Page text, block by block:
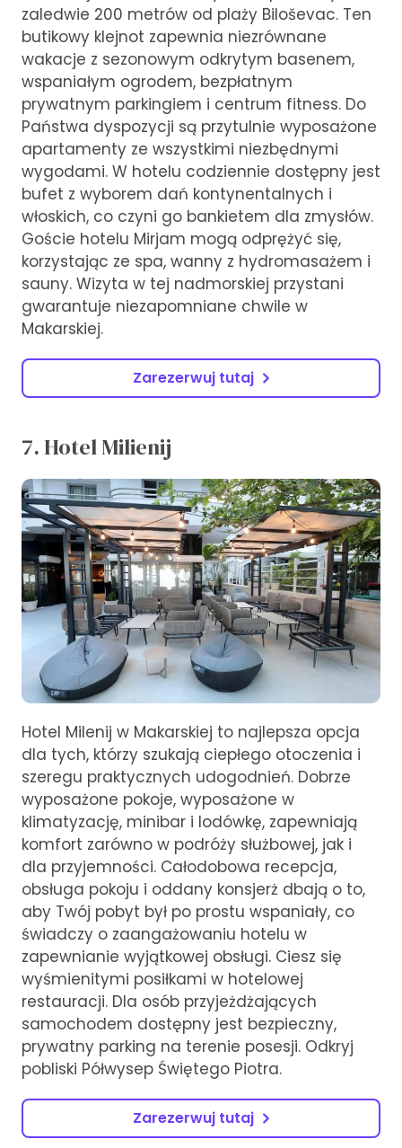
zaledwie 200 metrów od plaży Biloševac. Ten
butikowy klejnot zapewnia niezrównane
wakacje z sezonowym odkrytym basenem,
wspaniałym ogrodem, bezpłatnym
prywatnym parkingiem i centrum fitness. Do
Państwa dyspozycji są przytulnie wyposażone
apartamenty ze wszystkimi niezbędnymi
wygodami. W hotelu codziennie dostępny jest
bufet z wyborem dań kontynentalnych i
włoskich, co czyni go bankietem dla zmysłów.
Goście hotelu Mirjam mogą odprężyć się,
korzystając ze spa, wanny z hydromasażem i
sauny. Wizyta w tej nadmorskiej przystani
gwarantuje niezapomniane chwile w
Makarskiej.
Zarezerwuj tutaj
7. Hotel Milienij
Hotel Milenij w Makarskiej to najlepsza opcja
dla tych, którzy szukają ciepłego otoczenia i
szeregu praktycznych udogodnień. Dobrze
wyposażone pokoje, wyposażone w
klimatyzację, minibar i lodówkę, zapewniają
komfort zarówno w podróży służbowej, jak i
dla przyjemności. Całodobowa recepcja,
obsługa pokoju i oddany konsjerż dbają o to,
aby Twój pobyt był po prostu wspaniały, co
świadczy o zaangażowaniu hotelu w
zapewnianie wyjątkowej obsługi. Ciesz się
wyśmienitymi posiłkami w hotelowej
restauracji. Dla osób przyjeżdżających
samochodem dostępny jest bezpieczny,
prywatny parking na terenie posesji. Odkryj
pobliski Półwysep Świętego Piotra.
Zarezerwuj tutaj